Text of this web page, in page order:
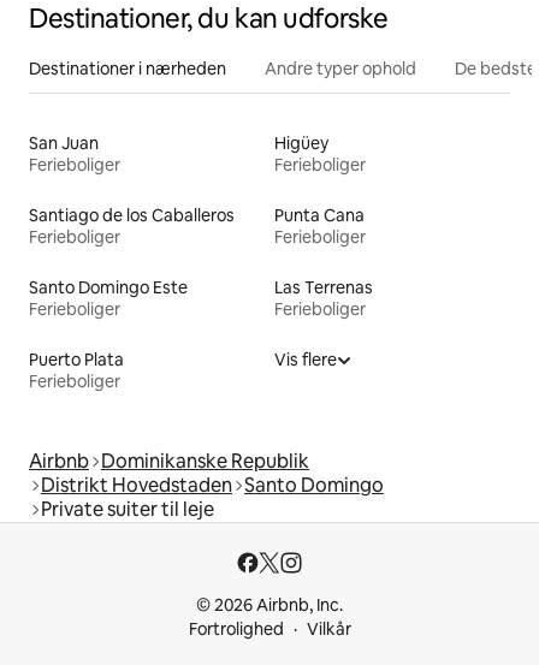
Destinationer, du kan udforske
Destinationer i nærheden Andre typer ophold De
San Juan
Ferieboliger
Higüey
Ferieboliger
Santiago de los Caballeros
Ferieboliger
Punta Cana
Ferieboliger
Santo Domingo Este
Ferieboliger
Las Terrenas
Ferieboliger
Puerto Plata
Ferieboliger
Vis flere
Airbnb Dominikanske Republik
Distrikt Hovedstaden Santo Domingo
Private suiter til leje
© 2026 Airbnb, Inc.
Fortrolighed
Vilkår